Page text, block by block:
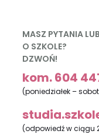
MASZ PYTANIA
O SZKOLE?
DZWOŃ!
kom. 604
(poniedziałek –
(odpowiedź w ciągu